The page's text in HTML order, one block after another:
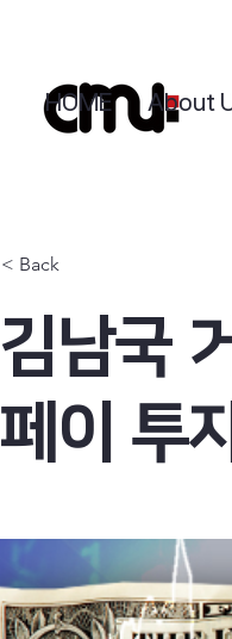
HOME About
< Back
김남국
페이 투